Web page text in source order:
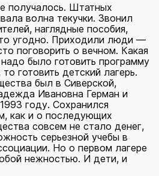
получалось. Штатных
волна текучки. Звонил
наглядные пособия,
угодно. Приходили люди —
поговорить о вечном. Какая
было готовить программу
готовить детский лагерь.
был в Сиверской,
Ивановна Герман и
году. Сохранился
как и о последующих
совсем не стало денег,
серьезной учебы в
Но о первом лагере
нежностью. И дети, и